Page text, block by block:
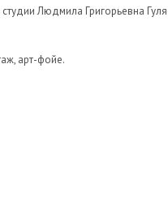
Людмила Григорьевна
арт-фойе.